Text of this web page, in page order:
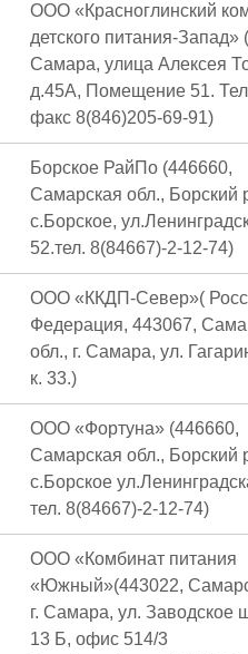
ООО «Красноглинский
детского питания-Запад»
Самара, улица Алексея
д.45А, Помещение 51.
факс 8(846)205-69-91)
Борское РайПо (446660,
Самарская обл., Борский
с.Борское,
52.тел. 8(84667)-2-12-74)
ООО «ККДП-Север»(
Федерация, 443067,
обл., г. Самара, ул.
к. 33.)
ООО «Фортуна» (446660,
Самарская обл., Борский
с.Борское
тел. 8(84667)-2-12-74)
ООО «Комбинат питания
«Южный»(443022,
г. Самара, ул. Заводское
13 Б, офис 514/3